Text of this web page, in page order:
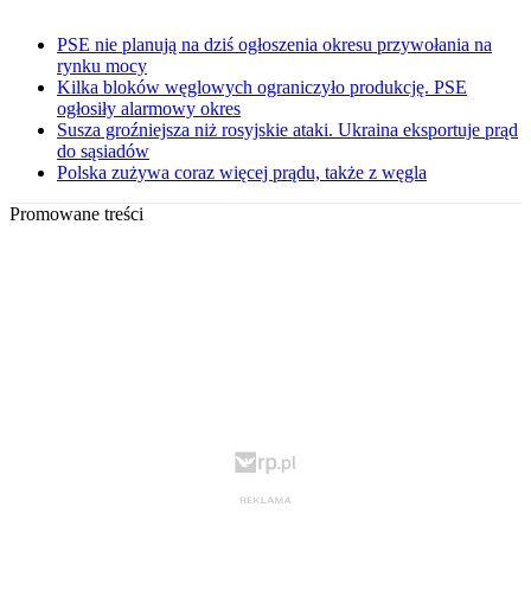
PSE nie planują na dziś ogłoszenia okresu przywołania na
rynku mocy
Kilka bloków węglowych ograniczyło produkcję. PSE
ogłosiły alarmowy okres
Susza groźniejsza niż rosyjskie ataki. Ukraina eksportuje prąd
do sąsiadów
Polska zużywa coraz więcej prądu, także z węgla
Promowane treści